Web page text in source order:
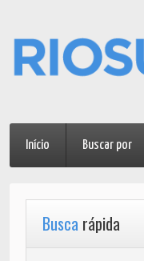
Início Buscar por
Busca rápida